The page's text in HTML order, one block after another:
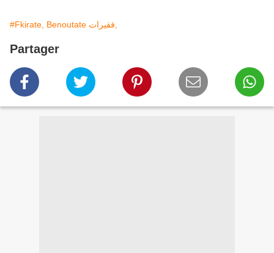
#Fkirate, Benoutate فقيرات,
Partager